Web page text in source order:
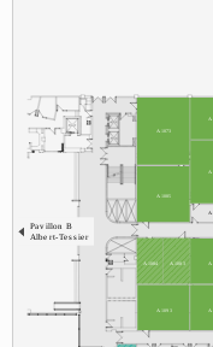
A-
A 084
A-
A
A -109 3 A
A -1 8
A 08
A -1073
A-
Pavillon B
Albe rt-Tessier